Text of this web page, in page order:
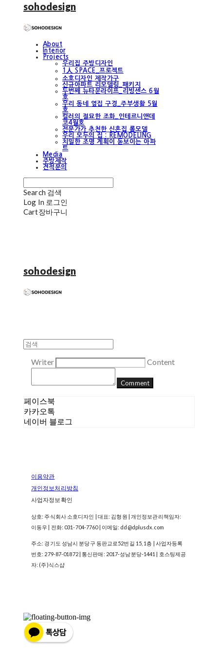
sohodesign
About
Interior
Projects
우리집 주방디자인
1人 SPACE_프로젝트
소호디자인 제작가구
신규아파트 리모델링_패키지
두번째 뉴타운라이프_리빙센스 6월
호
우리 동네 옆집 구경_주부생활 5월
호
컬러의 절묘한 조화_인테르니앤데
코4월호
전문가가 추천한 신혼집 롤모델
우리 모두의 집 : REMODELING
치밀한 조명 계획이 돋보이는 아파
트
Media
주방제작
견적문의
Search 검색
Log In 로그인
Cart장바구니
sohodesign
Writer Content
Comment
페이스북
카카오톡
네이버 블로그
이용약관
개인정보처리방침
사업자정보확인
상호: 주식회사 소호디자인 | 대표: 김형원 | 개인정보관리책임자:
이동우 | 전화: 031-704-7760 | 이메일: dd@dplusdx.com
주소: 경기도 성남시 분당구 동판교로52번길 15, 1층 | 사업자등록
번호: 279-87-01872| 통신판매: 2017-성남분당-1441 | 호스팅제공
자: (주)식스샵